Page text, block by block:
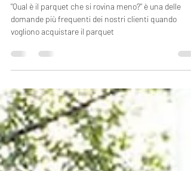
Qual è il parquet più resistente? La top 5
dei parquet che si rovinano meno
domande più frequenti dei nostri clienti quando
vogliono acquistare il parquet